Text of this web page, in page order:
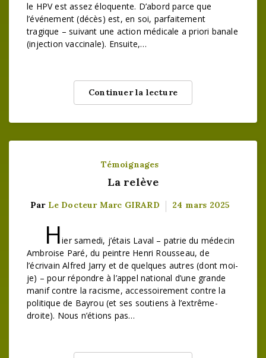
le HPV est assez éloquente. D’abord parce que
l’événement (décès) est, en soi, parfaitement
tragique – suivant une action médicale a priori banale
(injection vaccinale). Ensuite,…
Continuer la lecture
Témoignages
La relève
Par Le Docteur Marc GIRARD 24 mars 2025
Hier samedi, j’étais Laval – patrie du médecin
Ambroise Paré, du peintre Henri Rousseau, de
l’écrivain Alfred Jarry et de quelques autres (dont moi-
je) – pour répondre à l’appel national d’une grande
manif contre la racisme, accessoirement contre la
politique de Bayrou (et ses soutiens à l’extrême-
droite). Nous n’étions pas…